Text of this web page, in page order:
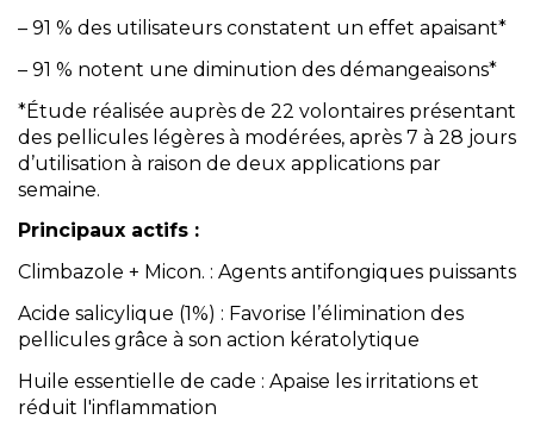
– 91 % des utilisateurs constatent un effet apaisant*
– 91 % notent une diminution des démangeaisons*
*Étude réalisée auprès de 22 volontaires présentant
des pellicules légères à modérées, après 7 à 28 jours
d’utilisation à raison de deux applications par
semaine.
Principaux actifs :
Climbazole + Micon. : Agents antifongiques puissants
Acide salicylique (1%) : Favorise l’élimination des
pellicules grâce à son action kératolytique
Huile essentielle de cade : Apaise les irritations et
réduit l'inflammation